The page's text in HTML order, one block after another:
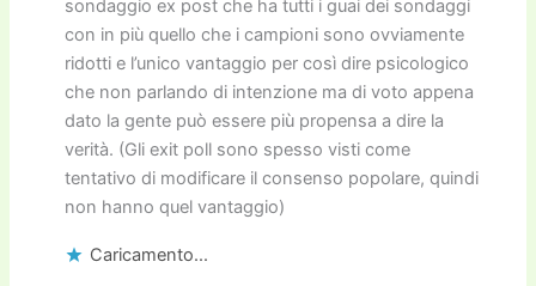
sondaggio ex post che ha tutti i guai dei sondaggi
con in più quello che i campioni sono ovviamente
ridotti e l’unico vantaggio per così dire psicologico
che non parlando di intenzione ma di voto appena
dato la gente può essere più propensa a dire la
verità. (Gli exit poll sono spesso visti come
tentativo di modificare il consenso popolare, quindi
non hanno quel vantaggio)
Caricamento...